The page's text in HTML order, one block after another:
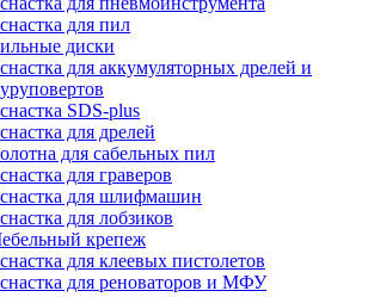
для пил
диски
для аккумуляторных дрелей и
SDS-plus
для дрелей
для сабельных пил
для граверов
для шлифмашин
для лобзиков
крепеж
для клеевых пистолетов
для реноваторов и МФУ